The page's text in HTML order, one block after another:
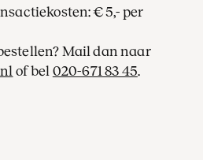
€ 5,- per
Mail dan naar
of bel 020-671 83 45.